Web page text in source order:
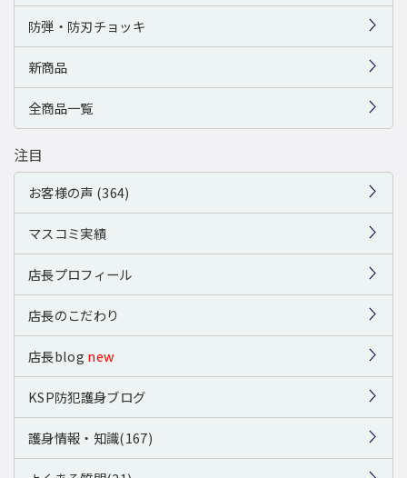
防弾・防刃チョッキ
新商品
全商品一覧
注目
お客様の声 (364)
マスコミ実績
店長プロフィール
店長のこだわり
店長blog new
KSP防犯護身ブログ
護身情報・知識(167)